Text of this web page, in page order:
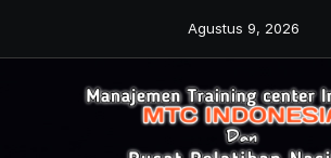
Agustus 9, 2026